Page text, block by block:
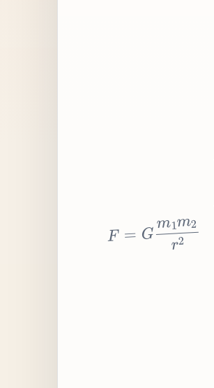
m1m2r2